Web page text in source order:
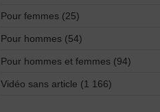
Pour femmes (25)
Pour hommes (54)
Pour hommes et femmes (94)
Vidéo sans article (1 166)